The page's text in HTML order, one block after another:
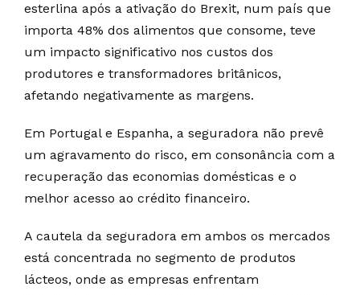
esterlina após a ativação do Brexit, num país que
importa 48% dos alimentos que consome, teve
um impacto significativo nos custos dos
produtores e transformadores britânicos,
afetando negativamente as margens.
Em Portugal e Espanha, a seguradora não prevê
um agravamento do risco, em consonância com a
recuperação das economias domésticas e o
melhor acesso ao crédito financeiro.
A cautela da seguradora em ambos os mercados
está concentrada no segmento de produtos
lácteos, onde as empresas enfrentam